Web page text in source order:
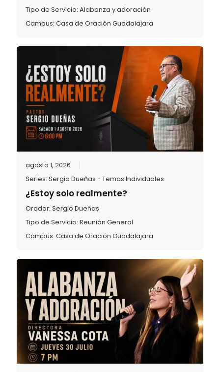
Tipo de Servicio: Alabanza y adoración
Campus: Casa de Oración Guadalajara
agosto 1, 2026
Series: Sergio Dueñas - Temas Individuales
¿Estoy solo realmente?
Orador: Sergio Dueñas
Tipo de Servicio: Reunión General
Campus: Casa de Oración Guadalajara